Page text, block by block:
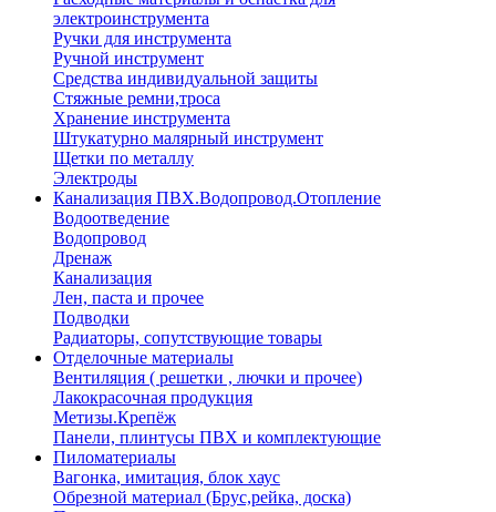
электроинструмента
Ручки для инструмента
Ручной инструмент
Средства индивидуальной защиты
Стяжные ремни,троса
Хранение инструмента
Штукатурно малярный инструмент
Щетки по металлу
Электроды
Канализация ПВХ.Водопровод.Отопление
Водоотведение
Водопровод
Дренаж
Канализация
Лен, паста и прочее
Подводки
Радиаторы, сопутствующие товары
Отделочные материалы
Вентиляция ( решетки , лючки и прочее)
Лакокрасочная продукция
Метизы.Крепёж
Панели, плинтусы ПВХ и комплектующие
Пиломатериалы
Вагонка, имитация, блок хаус
Обрезной материал (Брус,рейка, доска)